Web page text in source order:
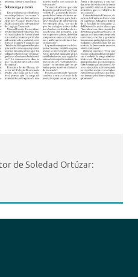
de Soledad Ortúzar: